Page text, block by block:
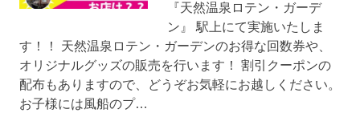
『天然温泉ロテン・ガーデ
ン』 駅上にて実施いたしま
す！！ 天然温泉ロテン・ガーデンのお得な回数券や、
オリジナルグッズの販売を行います！ 割引クーポンの
配布もありますので、どうぞお気軽にお越しください。
お子様には風船のプ…